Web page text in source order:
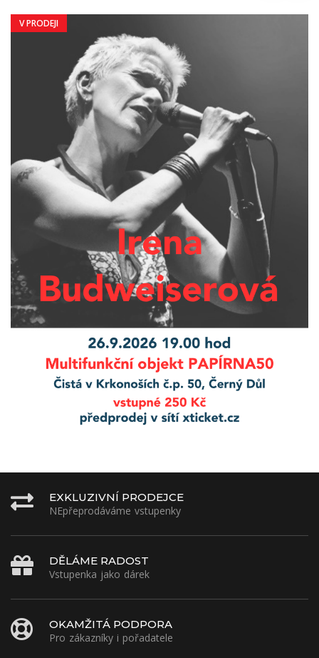
V PRODEJI
EXKLUZIVNÍ PRODEJCE
NEpřeprodáváme vstupenky
DĚLÁME RADOST
Vstupenka jako dárek
OKAMŽITÁ PODPORA
Pro zákazníky i pořadatele